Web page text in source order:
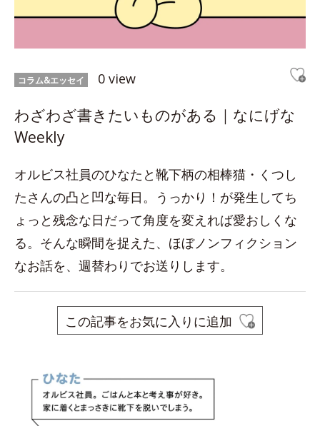
コラム&エッセイ 0 view
わざわざ書きたいものがある｜なにげな
Weekly
オルビス社員のひなたと靴下柄の相棒猫・くつし
たさんの凸と凹な毎日。うっかり！が発生してち
ょっと残念な日だって角度を変えれば愛おしくな
る。そんな瞬間を捉えた、ほぼノンフィクション
なお話を、週替わりでお送りします。
この記事をお気に入りに追加